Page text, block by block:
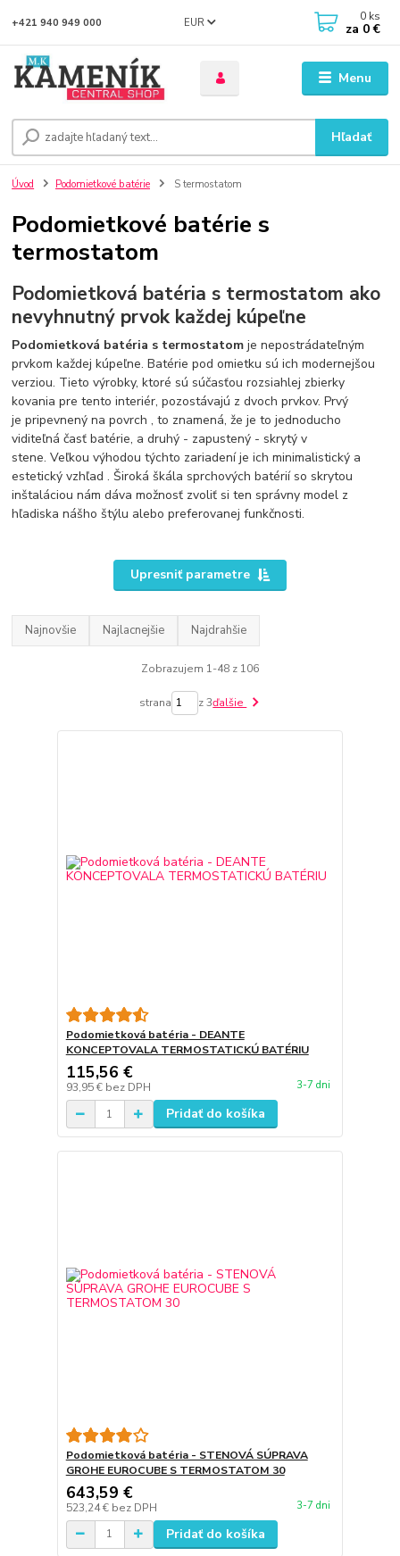
Menu
EUR
Hľadať
+421 940 949 000 0 ks
za 0 €
Úvod Podomietkové batérie S termostatom
Podomietkové batérie s
termostatom
Podomietková batéria s termostatom ako
nevyhnutný prvok každej kúpeľne
Podomietková batéria s termostatom je nepostrádateľným
prvkom každej kúpeľne. Batérie pod omietku sú ich modernejšou
verziou. Tieto výrobky, ktoré sú súčasťou rozsiahlej zbierky
kovania pre tento interiér, pozostávajú z dvoch prvkov. Prvý
je pripevnený na povrch , to znamená, že je to jednoducho
viditeľná časť batérie, a druhý - zapustený - skrytý v
stene. Veľkou výhodou týchto zariadení je ich minimalistický a
estetický vzhľad . Široká škála sprchových batérií so skrytou
inštaláciou nám dáva možnosť zvoliť si ten správny model z
hľadiska nášho štýlu alebo preferovanej funkčnosti.
Upresniť parametre
Najnovšie Najlacnejšie Najdrahšie
Zobrazujem 1-48 z 106
strana z 3ďalšie
Podomietková batéria - DEANTE
KONCEPTOVALA TERMOSTATICKÚ BATÉRIU
115,56 €
93,95 € bez DPH 3-7 dni
Pridať do košíka
Podomietková batéria - STENOVÁ SÚPRAVA
GROHE EUROCUBE S TERMOSTATOM 30
643,59 €
523,24 € bez DPH 3-7 dni
Pridať do košíka